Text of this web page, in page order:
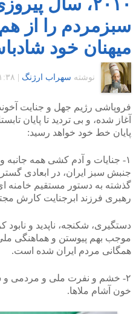
سبزمردم را از
میهنان خود
نوشته سهراب ارژنگ ۱۱:۳۸ گرينويچ - یکشنبه
فروپاشی رژیم جهل و جنایت
آغاز شده، و بی تردید تا پایان
پایان خط خود خواهد رسید:
۱- جنایات و آدم کشی همه
گذشته به دستور مستقیم خامنه
رهبری فرزند ابرجنایت کارش
دستگیری، شکنجه، ناپدید و
موجب بهم پیوستن و هماهنگی
همگانی مردم ایران شده است.
۲- خشم و نفرت ملی و مردمی و
خون آشام ملاها.